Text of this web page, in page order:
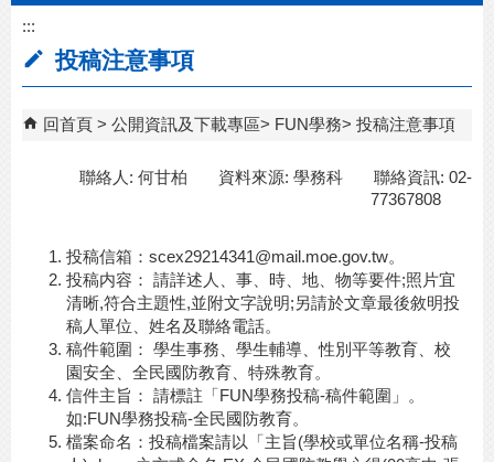
:::
投稿注意事項
回首頁 公開資訊及下載專區 FUN學務 投稿注意事項
聯絡人: 何甘柏 資料來源: 學務科 聯絡資訊: 02-
77367808
投稿信箱：scex29214341@mail.moe.gov.tw。
投稿内容： 請詳述人、事、時、地、物等要件;照片宜
清晰,符合主題性,並附文字說明;另請於文章最後敘明投
稿人單位、姓名及聯絡電話。
稿件範圍： 學生事務、學生輔導、性別平等教育、校
園安全、全民國防教育、特殊教育。
信件主旨： 請標註「FUN學務投稿-稿件範圍」。
如:FUN學務投稿-全民國防教育。
檔案命名：投稿檔案請以「主旨(學校或單位名稱-投稿